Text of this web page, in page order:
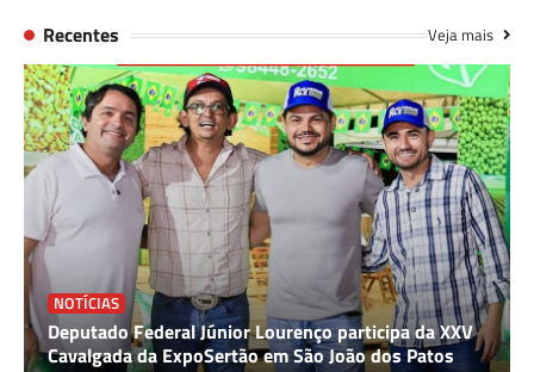
Recentes Veja mais
NOTÍCIAS
Deputado Federal Júnior Lourenço participa da XXV
Cavalgada da ExpoSertão em São João dos Patos